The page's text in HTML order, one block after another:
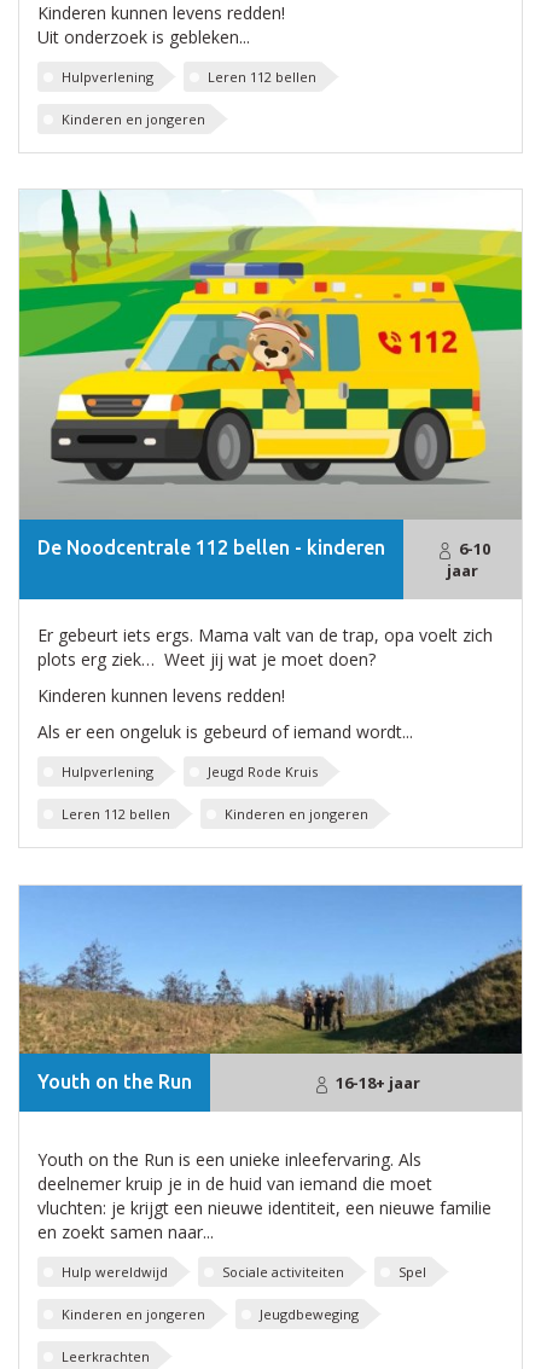
Kinderen kunnen levens redden!
Uit onderzoek is gebleken...
Hulpverlening Leren 112 bellen
Kinderen en jongeren
De Noodcentrale 112 bellen - kinderen
6-10
jaar
Er gebeurt iets ergs. Mama valt van de trap, opa voelt zich
plots erg ziek… Weet jij wat je moet doen?
Kinderen kunnen levens redden!
Als er een ongeluk is gebeurd of iemand wordt...
Hulpverlening Jeugd Rode Kruis
Leren 112 bellen Kinderen en jongeren
Youth on the Run 16-18+ jaar
Youth on the Run is een unieke inleefervaring. Als
deelnemer kruip je in de huid van iemand die moet
vluchten: je krijgt een nieuwe identiteit, een nieuwe familie
en zoekt samen naar...
Hulp wereldwijd Sociale activiteiten Spel
Kinderen en jongeren Jeugdbeweging
Leerkrachten